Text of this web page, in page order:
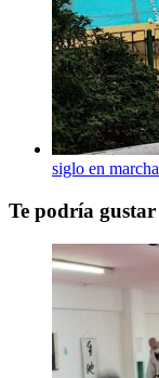
siglo en marcha
Te podría gustar